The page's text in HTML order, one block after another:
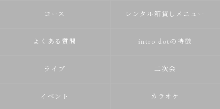
コース レンタル箱貸しメニュー
よくある質問 intro dotの特徴
ライブ 二次会
イベント カラオケ